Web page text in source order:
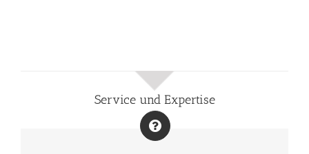
Service und Expertise